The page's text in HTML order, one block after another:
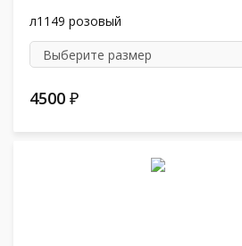
л1149 розовый
4500 ₽